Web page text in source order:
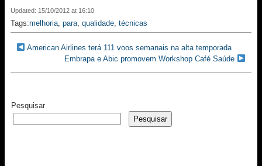
Updated: 15/10/2012 at 16:10
Tags:melhoria, para, qualidade, técnicas
American Airlines terá 111 voos semanais na alta temporada
Embrapa e Abic promovem Workshop Café Saúde
Pesquisar
Pesquisar